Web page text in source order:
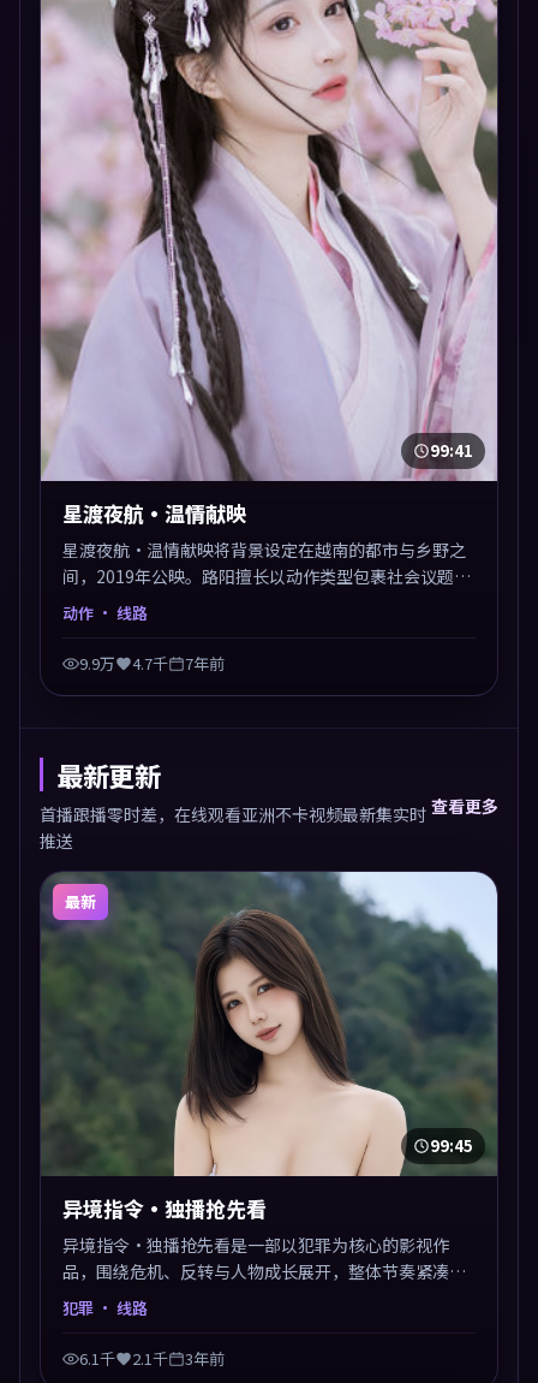
99:41
星渡夜航·温情献映
星渡夜航·温情献映将背景设定在越南的都市与乡野之
间，2019年公映。路阳擅长以动作类型包裹社会议题，
节奏张弛有度，留白处耐人寻味。剪辑利落，悬念钩子
动作 · 线路
9.9万 4.7千 7年前
最新更新
首播跟播零时差，在线观看亚洲不卡视频最新集实时
推送
查看更多
最新
99:45
异境指令·独播抢先看
异境指令·独播抢先看是一部以犯罪为核心的影视作
品，围绕危机、反转与人物成长展开，整体节奏紧凑，
值得推荐观看。
犯罪 · 线路
6.1千 2.1千 3年前